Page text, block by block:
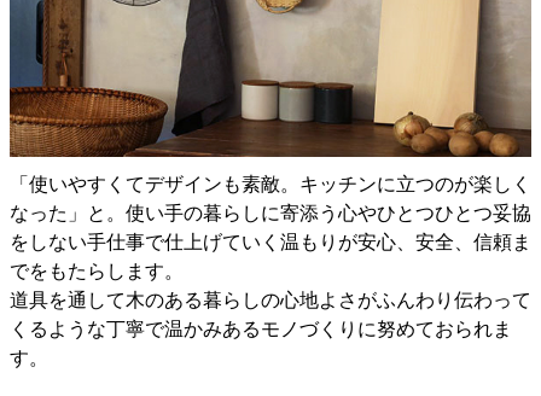
「使いやすくてデザインも素敵。キッチンに立つのが楽しく
なった」と。使い手の暮らしに寄添う心やひとつひとつ妥協
をしない手仕事で仕上げていく温もりが安心、安全、信頼ま
でをもたらします。
道具を通して木のある暮らしの心地よさがふんわり伝わって
くるような丁寧で温かみあるモノづくりに努めておられま
す。